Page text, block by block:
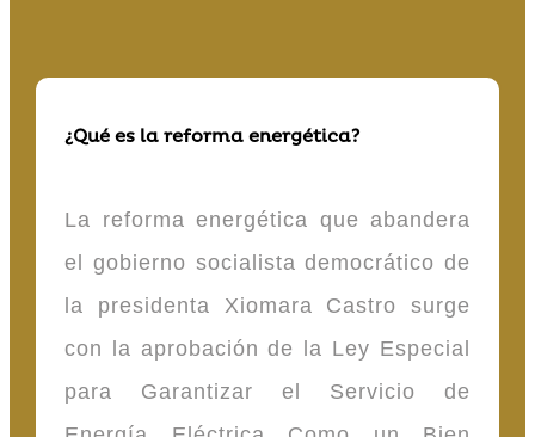
¿Qué es la reforma energética?
La reforma energética que abandera
el gobierno socialista democrático de
la presidenta Xiomara Castro surge
con la aprobación de la Ley Especial
para Garantizar el Servicio de